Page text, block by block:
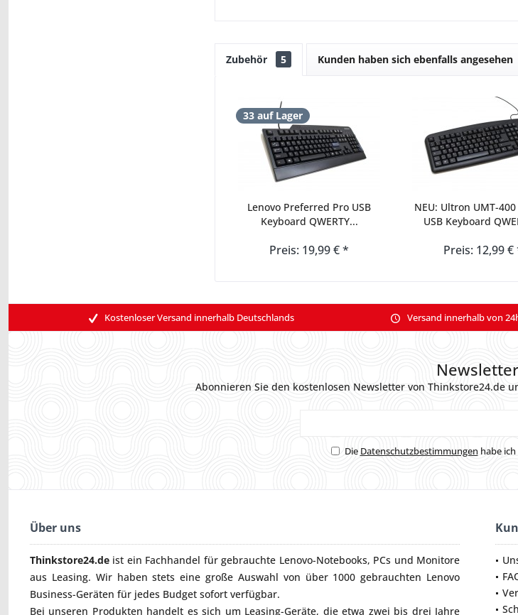
Zubehör 5 Kunden haben sich ebenfalls angesehen
33 auf Lager
Lenovo Preferred Pro USB
Keyboard QWERTY...
Preis: 19,99 € *
NEU: Ultron UMT-
USB Keyboard
Preis: 12,99 €
Kostenloser Versand innerhalb Deutschlands Versand innerhalb von
Newsletter
Abonnieren Sie den kostenlosen Newsletter von Thinkstore24.de
Die Datenschutzbestimmungen habe
Über uns
Thinkstore24.de ist ein Fachhandel für gebrauchte Lenovo-Notebooks, PCs und Monitore
aus Leasing. Wir haben stets eine große Auswahl von über 1000 gebrauchten Lenovo
Business-Geräten für jedes Budget sofort verfügbar.
Bei unseren Produkten handelt es sich um Leasing-Geräte, die etwa zwei bis drei Jahre